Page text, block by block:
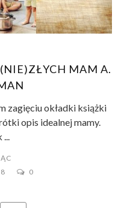
MAM A.
zagięciu okładki książki
opis idealnej mamy.
0